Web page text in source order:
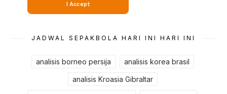
JADWAL SEPAKBOLA HARI INI HARI INI
analisis borneo persija analisis korea brasil
analisis Kroasia Gibraltar